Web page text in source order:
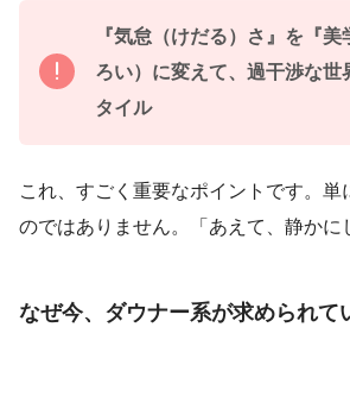
『気怠（けだる）さ』を『美
ろい）に変えて、過干渉な世
タイル
これ、すごく重要なポイントです。単
のではありません。「あえて、静かに
なぜ今、ダウナー系が求められて